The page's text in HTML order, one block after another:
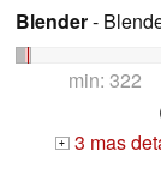
Blender-
min: 322
+ 3 mas